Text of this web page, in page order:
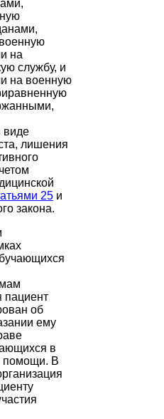
на
службу, и
на военную
виде
лишения
25 и
закона.
пациент
об
ему
в
помощи. В